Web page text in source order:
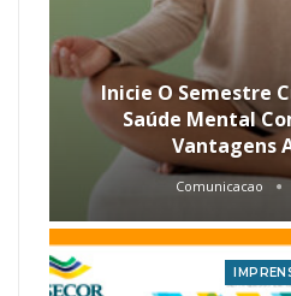
Inicie O Semestre
Saúde Mental
Vantagens
Comunicacao